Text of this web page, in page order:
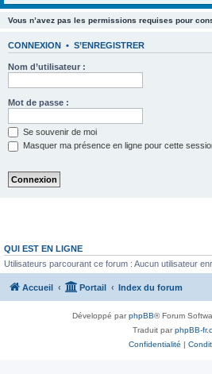
Vous n’avez pas les permissions requises pour
CONNEXION • S’ENREGISTRER
Nom d’utilisateur :
Mot de passe :
Se souvenir de moi
Masquer ma présence en ligne pour cette
QUI EST EN LIGNE
Utilisateurs parcourant ce forum : Aucun utilisateur
Accueil Portail Index du forum
Développé parphpBB® Forum
Traduit parphpBB-
Confidentialité |